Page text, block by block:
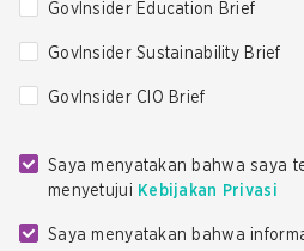
GovInsider Education Brief
GovInsider Sustainability Brief
GovInsider CIO Brief
Saya menyatakan bahwa saya
menyetujui Kebijakan Privasi
Saya menyatakan bahwa